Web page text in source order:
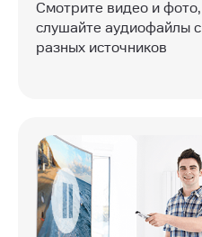
Смотрите видео и фото,
слушайте аудиофайлы с
разных источников